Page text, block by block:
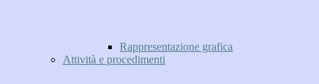
Rappresentazione grafica
Attività e procedimenti